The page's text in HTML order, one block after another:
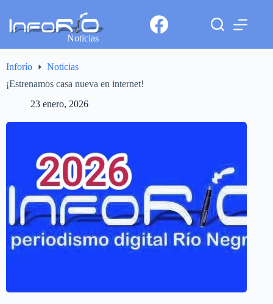
Noticias
Inforío
Noticias
¡Estrenamos casa nueva en internet!
23 enero, 2026